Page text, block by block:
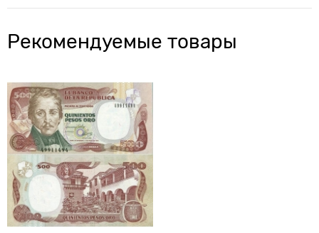
Рекомендуемые товары